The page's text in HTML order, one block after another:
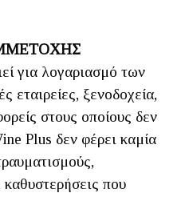
για λογαριασμό των
εταιρείες, ξενοδοχεία,
στους οποίους δεν
Plus δεν φέρει καμία
που